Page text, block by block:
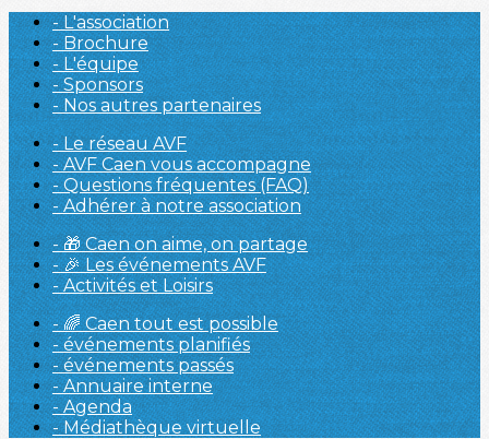
- L'association
- Brochure
- L'équipe
- Sponsors
- Nos autres partenaires
- Le réseau AVF
- AVF Caen vous accompagne
- Questions fréquentes (FAQ)
- Adhérer à notre association
- 🎁 Caen on aime, on partage
- 🎉 Les événements AVF
- Activités et Loisirs
- 🌈 Caen tout est possible
- événements planifiés
- événements passés
- Annuaire interne
- Agenda
- Médiathèque virtuelle